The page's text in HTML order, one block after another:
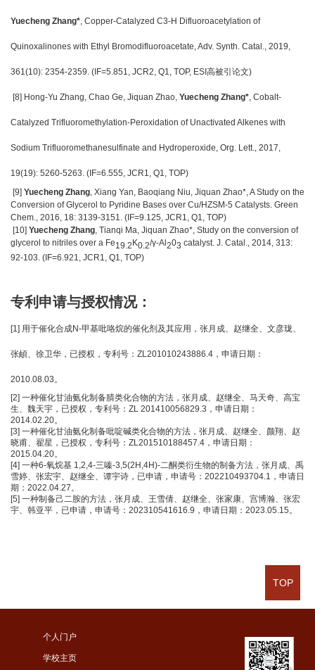
Yuecheng Zhang*, Copper-Catalyzed C3-H Difluoroacetylation of
Quinoxalinones with Ethyl Bromodifluoroacetate, Adv. Synth. Catal., 2019,
361(10): 2354-2359. (IF=5.851, JCR2, Q1, TOP, ESI 高被引论文)
[8] Hong-Yu Zhang, Chao Ge, Jiquan Zhao, Yuecheng Zhang*, Cobalt-
Catalyzed Trifluoromethylation-Peroxidation of Unactivated Alkenes with
Sodium Trifluoromethanesulfinate and Hydroperoxide, Org. Lett., 2017,
19(19): 5260-5263. (IF=6.555, JCR1, Q1, TOP)
[9] Yuecheng Zhang, Xiang Yan, Baoqiang Niu, Jiquan Zhao*, A Study on the
Conversion of Glycerol to Pyridine Bases over Cu/HZSM-5 Catalysts. Green
Chem., 2016, 18: 3139-3151. (IF=9.125, JCR1, Q1, TOP)
[10] Yuecheng Zhang, Tianqi Ma, Jiquan Zhao*, Study on the conversion of
glycerol to nitriles over a Fe19.2 K0.2/γ-Al 203 catalyst. J. Catal., 2014, 313:
92-103. (IF=6.921, JCR1, Q1, TOP)
专利申请与授权情况：
[1] 用于催化合成N-甲基吡咯烷的催化剂及其应用，张月成、赵继全、文彦珑、
张頔、徐卫华，已授权，专利号：ZL201010243886.4，申请日期：
2010.08.03。
[2] 一种催化甘油氨化制备腈类化合物的方法，张月成、赵继全、马天奇、高宝
生、魏天宇，已授权，专利号：ZL 201410056829.3，申请日期：
2014.02.20。
[3] 一种催化甘油氨化制备吡啶碱类化合物的方法，张月成、赵继全、颜翔、赵
晓甫、翟星，已授权，专利号：ZL201510188457.4，申请日期：
2015.04.20。
[4] 一种6-氧烷基 1,2,4-三嗪-3,5(2H,4H)-二酮类衍生物的制备方法，张月成、禹
雪婷、张宏宇、赵继全、谭宇诗，已申请，申请号：202210493704.1，申请日
期：2022.04.27。
[5] 一种制备己二胺的方法，张月成、王雪倩、赵继全、张家康、宫博瀚、张宏
宇、韩亚平，已申请，申请号：202310541616.9，申请日期：2023.05.15。
个人门户
学校主页
TOP